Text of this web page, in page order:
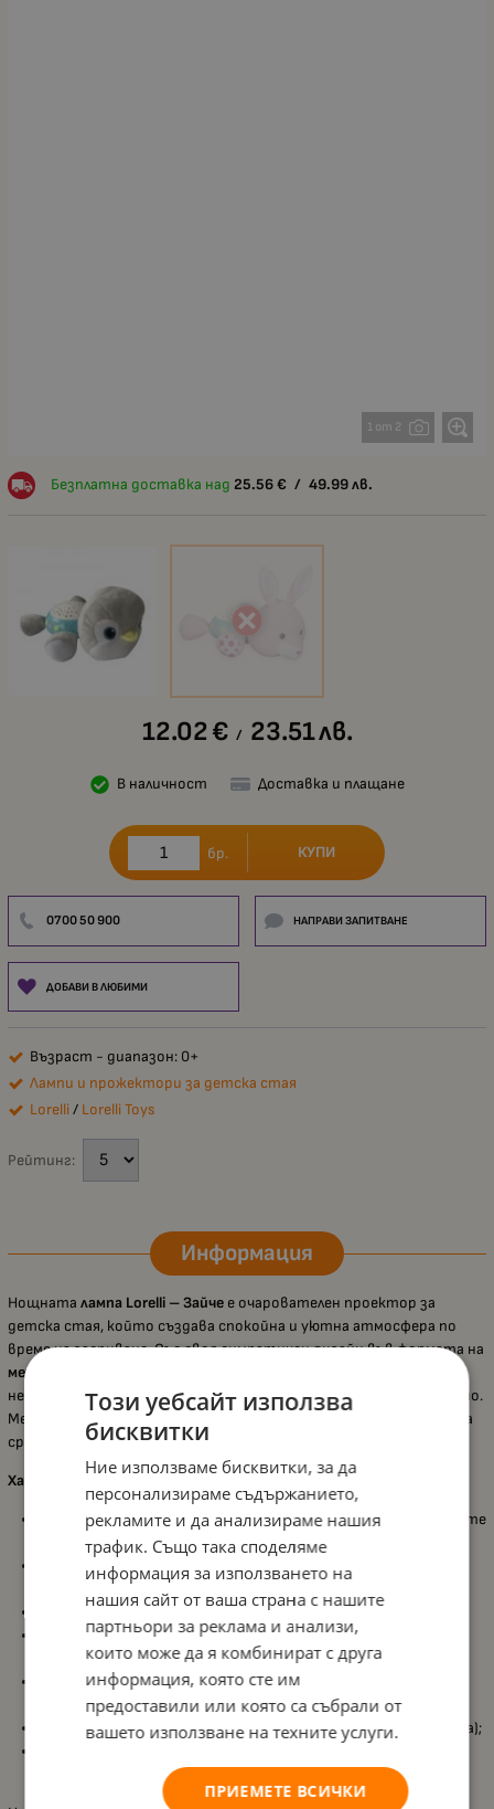
1 от 2
Безплатна доставка над 25.56 € / 49.99 лв.
12.02€ / 23.51лв.
В наличност Доставка и плащане
бр. КУПИ
0700 50 900 НАПРАВИ ЗАПИТВАНЕ
ДОБАВИ В ЛЮБИМИ
Възраст - диапазон: 0+
Лампи и прожектори за детска стая
Lorelli/ Lorelli Toys
Рейтинг:
Информация
Нощната лампа Lorelli – Зайче е очарователен проектор за
детска стая, който създава спокойна и уютна атмосфера по
време на заспиване. Със своя симпатичен дизайн във формата на
мече
небе, което помага на детето да се отпусне и да заспи по-лесно.
Меката светлина и успокояващите мелодии създават приятна
среда, подходяща за вечерния ритуал преди сън.
Характеристики:
Нощна лампа проектор, създава звездно небе върху стените
и тавана на стаята;
Зайче
Мека светлина, подпомага спокойното заспиване;
Включениуспокояващи мелодии и звуци от природата
създават релаксираща среда;
Звуковите ефекти работят до 30 минути
изключват автоматично;
Захранване с3 батерии AA 1.5V(не са включени в комплекта);
спокойствие преди сън.
Този уебсайт използва
бисквитки
Ние използваме бисквитки, за да
персонализираме съдържанието,
рекламите и да анализираме нашия
трафик. Също така споделяме
информация за използването на
нашия сайт от ваша страна с нашите
партньори за реклама и анализи,
които може да я комбинират с друга
информация, която сте им
предоставили или която са събрали от
вашето използване на техните услуги.
ПРИЕМЕТЕ ВСИЧКИ